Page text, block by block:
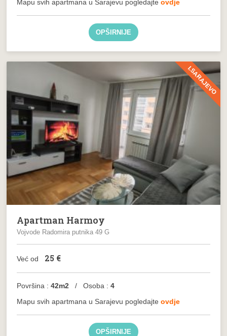
Mapu svih apartmana u Sarajevu pogledajteovdje
OPŠIRNIJE
I.SARAJEVO
Apartman Harmoy
Vojvode Radomira putnika 49 G
Već od 25 €
Površina : 42m2 / Osoba :4
Mapu svih apartmana u Sarajevu pogledajteovdje
OPŠIRNIJE